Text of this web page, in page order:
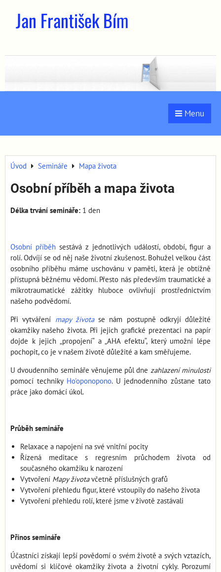
Jan František Bím
Menu
Úvod Semináře Mapa života
Osobní příběh a mapa života
Délka trvání semináře: 1 den
Osobní příběh sestává z jednotlivých událostí, období, figur a
rolí. Odvíjí se od něj naše životní zkušenost. Bohužel velkou část
osobního příběhu máme uschovánu v paměti, která je obtížně
přístupná běžnému vědomí. Přesto nás především traumatické a
mikrotraumatické zážitky hluboce ovlivňují prostřednictvím
našeho podvědomí.
Při vytváření mapy života se nám postupně odkryjí důležité
okamžiky našeho života. Při jejich grafické prezentaci na papír
dojde k jejich „propojení“ a „AHA efektu“, který umožní lépe
pochopit, co je v našem životě důležité a kam směřujeme.
U dvoudenního semináře věnujeme půl dne zahlazení minulosti
pomocí techniky Ho'oponopono. U jednodenního zůstane tato
práce jako domácí úkol.
Průběh semináře
Relaxace a napojení na své vnitřní pocity
Řízená meditace s regresním průchodem života od
současného okamžiku k narození
Vytvoření Mapy životavčetně příslušných grafů
Vytvoření přehledu figur, které vstoupily do našeho života
Vytvoření přehledu rolí, které jsme v životě zastávali
Přínos semináře
Účastníci získají lepší povědomí o svém životě a svých vztazích,
uvědomí si klíčové okamžiky života a životní cykly. Porozumí